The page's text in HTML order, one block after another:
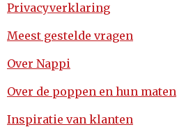
Privacyverklaring
Meest gestelde vragen
Over Nappi
Over de poppen en hun maten
Inspiratie van klanten